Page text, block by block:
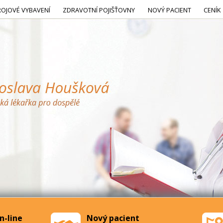
VYBAVENÍ ZDRAVOTNÍ POJIŠŤOVNY NOVÝ PACIENT CENÍK
line Nový pacient